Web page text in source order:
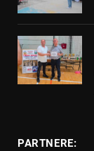
PARTNERE: